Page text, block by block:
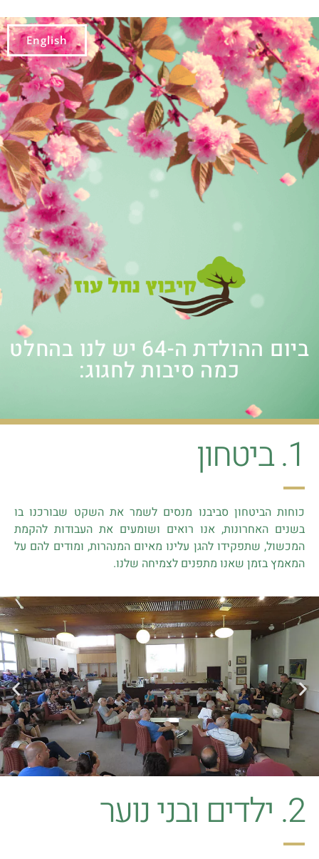
English
ביום ההולדת ה-64 יש לנו בהחלט
כמה סיבות לחגוג:
1. ביטחון
כוחות הביטחון סביבנו מנסים לשמר את השקט שבורכנו בו
בשנים האחרונות, אנו רואים ושומעים את העבודות להקמת
המכשול, שתפקידו להגן עלינו מאיום המנהרות, ומודים להם על
המאמץ בזמן שאנו מתפנים לצמיחה שלנו.
2. ילדים ובני נוער